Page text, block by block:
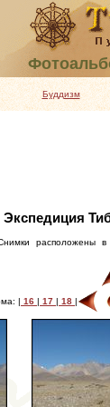
Буддизм
Экспедиция
расположены в
| 16 | 17 | 18 |